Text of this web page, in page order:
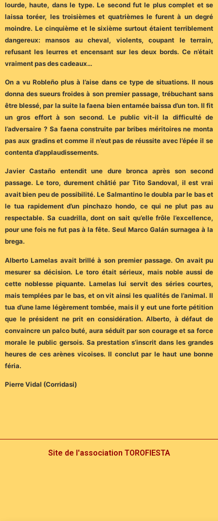
lourde, haute, dans le type. Le second fut le plus complet et se
laissa toréer, les troisièmes et quatrièmes le furent à un degré
moindre. Le cinquième et le sixième surtout étaient terriblement
dangereux: mansos au cheval, violents, coupant le terrain,
refusant les leurres et encensant sur les deux bords. Ce n’était
vraiment pas des cadeaux…
On a vu Robleño plus à l’aise dans ce type de situations. Il nous
donna des sueurs froides à son premier passage, trébuchant sans
être blessé, par la suite la faena bien entamée baissa d’un ton. Il fit
un gros effort à son second. Le public vit-il la difficulté de
l’adversaire ? Sa faena construite par bribes méritoires ne monta
pas aux gradins et comme il n’eut pas de réussite avec l’épée il se
contenta d’applaudissements.
Javier Castaño entendit une dure bronca après son second
passage. Le toro, durement châtié par Tito Sandoval, il est vrai
avait bien peu de possibilité. Le Salmantino le doubla par le bas et
le tua rapidement d’un pinchazo hondo, ce qui ne plut pas au
respectable. Sa cuadrilla, dont on sait qu’elle frôle l’excellence,
pour une fois ne fut pas à la fête. Seul Marco Galán surnagea à la
brega.
Alberto Lamelas avait brillé à son premier passage. On avait pu
mesurer sa décision. Le toro était sérieux, mais noble aussi de
cette noblesse piquante. Lamelas lui servit des séries courtes,
mais templées par le bas, et on vit ainsi les qualités de l’animal. Il
tua d’une lame légèrement tombée, mais il y eut une forte pétition
que le président ne prit en considération. Alberto, à défaut de
convaincre un palco buté, aura séduit par son courage et sa force
morale le public gersois. Sa prestation s’inscrit dans les grandes
heures de ces arènes vicoises. Il conclut par le haut une bonne
féria.
Pierre Vidal (Corridasi)
Site de l'association TOROFIESTA